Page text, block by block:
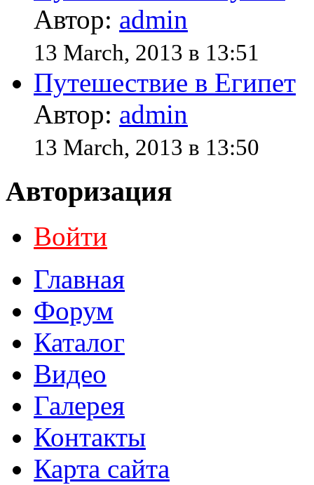
Автор: admin
13 March, 2013 в 13:51
Путешествие в Египет
Автор: admin
13 March, 2013 в 13:50
Авторизация
Войти
Главная
Форум
Каталог
Видео
Галерея
Контакты
Карта сайта